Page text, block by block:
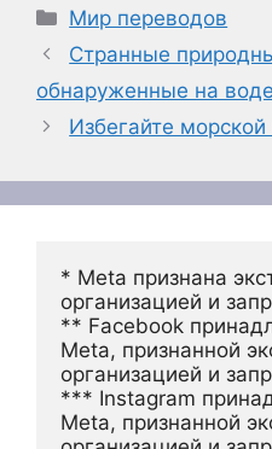
Рубрики
Мир переводов
Странные
обнаруженные на воде
Избегайте морской
* Meta признана
организацией и
** Facebook
Meta, признанной
организацией и
*** Instagram
Meta, признанной